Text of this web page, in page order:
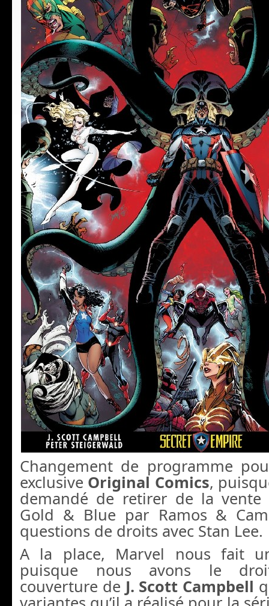
Changement de programme
exclusive Original Comics,
demandé de retirer de la vente
Gold & Blue par Ramos &
questions de droits avec Stan Lee.
A la place, Marvel nous fait
puisque nous avons le
couverture de J. Scott Campbell